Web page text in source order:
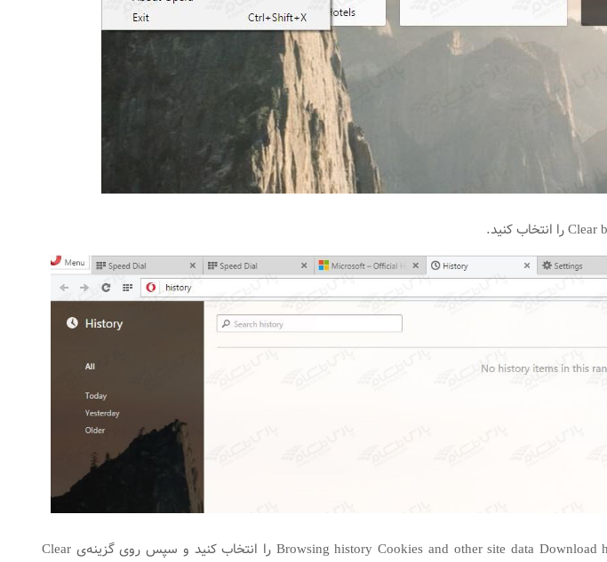
در این صفحه گزینه‌های Browsing history Cookies and other site data Download history Cached image and file را انتخاب کنید و سپس روی گزینه‌ی Clear